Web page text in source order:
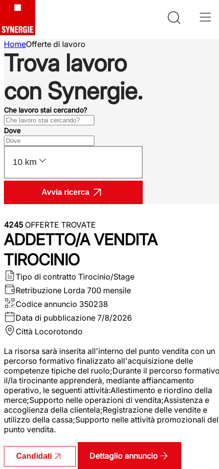
HomeOfferte di lavoro
Trova lavoro
con Synergie.
Che lavoro stai cercando?
Dove
10 km
Avvia ricerca
4245OFFERTE TROVATE
ADDETTO/A VENDITA
TIROCINIO
Tipo di contratto Tirocinio/Stage
Retribuzione Lorda 700 mensile
Codice annuncio 350238
Data di pubblicazione 7/8/2026
Città Locorotondo
La risorsa sarà inserita all'interno del punto vendita con un
percorso formativo finalizzato all'acquisizione delle
competenze tipiche del ruolo;Durante il percorso
il/la tirocinante apprenderà, mediante affiancamento
operativo, le seguenti attività:Allestimento e riordino della
merce;Supporto nelle operazioni di vendita;Assistenza e
accoglienza della clientela;Registrazione delle vendite e
utilizzo della cassa;Supporto nelle attività promozionali del
punto vendita.
Candidati Dettaglio annuncio